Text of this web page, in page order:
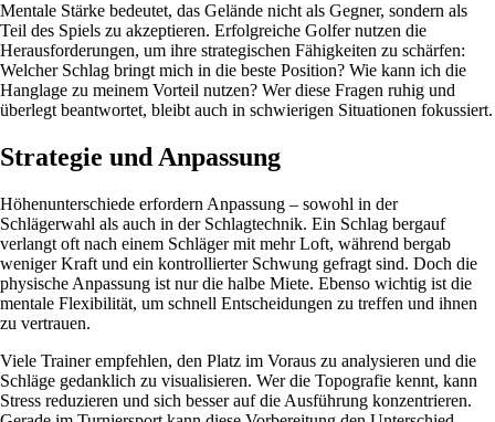
Mentale Stärke bedeutet, das Gelände nicht als Gegner, sondern als
Teil des Spiels zu akzeptieren. Erfolgreiche Golfer nutzen die
Herausforderungen, um ihre strategischen Fähigkeiten zu schärfen:
Welcher Schlag bringt mich in die beste Position? Wie kann ich die
Hanglage zu meinem Vorteil nutzen? Wer diese Fragen ruhig und
überlegt beantwortet, bleibt auch in schwierigen Situationen fokussiert.
Strategie und Anpassung
Höhenunterschiede erfordern Anpassung – sowohl in der
Schlägerwahl als auch in der Schlagtechnik. Ein Schlag bergauf
verlangt oft nach einem Schläger mit mehr Loft, während bergab
weniger Kraft und ein kontrollierter Schwung gefragt sind. Doch die
physische Anpassung ist nur die halbe Miete. Ebenso wichtig ist die
mentale Flexibilität, um schnell Entscheidungen zu treffen und ihnen
zu vertrauen.
Viele Trainer empfehlen, den Platz im Voraus zu analysieren und die
Schläge gedanklich zu visualisieren. Wer die Topografie kennt, kann
Stress reduzieren und sich besser auf die Ausführung konzentrieren.